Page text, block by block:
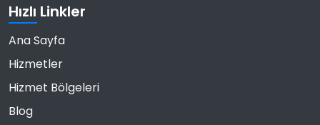
Hızlı Linkler
Ana Sayfa
Hizmetler
Hizmet Bölgeleri
Blog